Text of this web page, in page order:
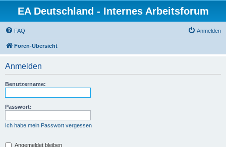
EA Deutschland - Internes Arbeitsforum
FAQ Anmelden
Foren-Übersicht
Anmelden
Benutzername:
Passwort:
Ich habe mein Passwort vergessen
Angemeldet bleiben